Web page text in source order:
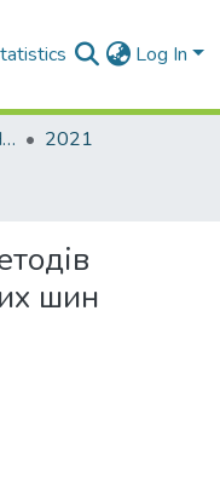
Log In
МАТЕРІАЛИ КОНФЕРЕНЦІЙ
2021
шин